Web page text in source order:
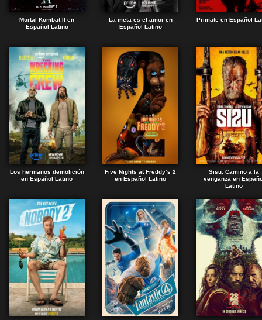
Mortal Kombat II en
Español Latino
La meta es el amor en
Español Latino
Primate en Español
Los hermanos demolición
en Español Latino
Five Nights at Freddy’s 2
en Español Latino
Sisu: Camino a la
venganza en
Latino